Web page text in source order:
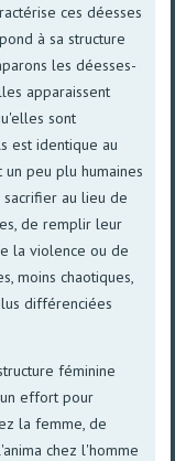
ces déesses
à sa structure
les déesses-
apparaissent
sont
est identique au
peu plu humaines
sacrifier au lieu de
de remplir leur
la violence ou de
moins chaotiques,
différenciées
féminine
effort pour
la femme, de
chez l'homme